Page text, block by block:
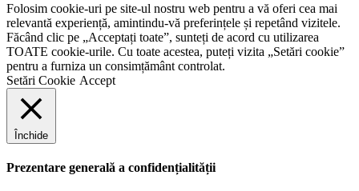
Folosim cookie-uri pe site-ul nostru web pentru a vă oferi cea mai
relevantă experiență, amintindu-vă preferințele și repetând vizitele.
Făcând clic pe „Acceptați toate”, sunteți de acord cu utilizarea
TOATE cookie-urile. Cu toate acestea, puteți vizita „Setări cookie”
pentru a furniza un consimțământ controlat.
Setări Cookie Accept
Închide
Prezentare generală a confidențialității